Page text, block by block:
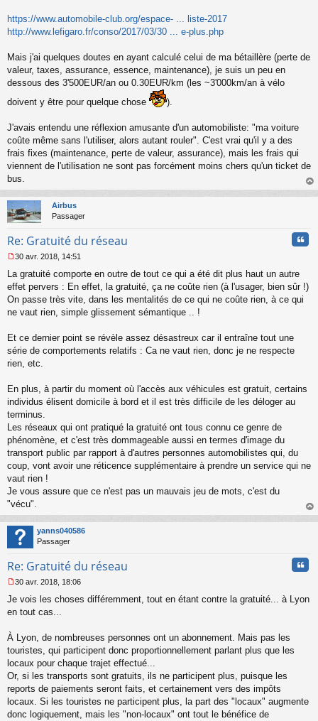
o
n
https://www.automobile-club.org/espace- ... liste-2017
http://www.lefigaro.fr/conso/2017/03/30 ... e-plus.php
Mais j'ai quelques doutes en ayant calculé celui de ma bétaillère (perte de
valeur, taxes, assurance, essence, maintenance), je suis un peu en
dessous des 3'500EUR/an ou 0.30EUR/km (les ~3'000km/an à vélo
doivent y être pour quelque chose
).
J'avais entendu une réflexion amusante d'un automobiliste: "ma voiture
coûte même sans l'utiliser, alors autant rouler". C'est vrai qu'il y a des
frais fixes (maintenance, perte de valeur, assurance), mais les frais qui
viennent de l'utilisation ne sont pas forcément moins chers qu'un ticket de
bus.
au
Airbus
Passager
Re: Gratuité du réseau
e
s
s
g
n
o
n
30 avr. 2018, 14:51
La gratuité comporte en outre de tout ce qui a été dit plus haut un autre
effet pervers : En effet, la gratuité, ça ne coûte rien (à l'usager, bien sûr !)
On passe très vite, dans les mentalités de ce qui ne coûte rien, à ce qui
ne vaut rien, simple glissement sémantique .. !
Et ce dernier point se révèle assez désastreux car il entraîne tout une
série de comportements relatifs : Ca ne vaut rien, donc je ne respecte
rien, etc.
En plus, à partir du moment où l'accès aux véhicules est gratuit, certains
individus élisent domicile à bord et il est très difficile de les déloger au
terminus.
Les réseaux qui ont pratiqué la gratuité ont tous connu ce genre de
phénomène, et c'est très dommageable aussi en termes d'image du
transport public par rapport à d'autres personnes automobilistes qui, du
coup, vont avoir une réticence supplémentaire à prendre un service qui ne
vaut rien !
Je vous assure que ce n'est pas un mauvais jeu de mots, c'est du
"vécu".
au
yanns040586
Passager
Re: Gratuité du réseau
e
s
a
g
e
n
o
n
l
u
30 avr. 2018, 18:06
Je vois les choses différemment, tout en étant contre la gratuité... à Lyon
en tout cas...
À Lyon, de nombreuses personnes ont un abonnement. Mais pas les
touristes, qui participent donc proportionnellement parlant plus que les
locaux pour chaque trajet effectué...
Or, si les transports sont gratuits, ils ne participent plus, puisque les
reports de paiements seront faits, et certainement vers des impôts
locaux. Si les touristes ne participent plus, la part des "locaux" augmente
donc logiquement, mais les "non-locaux" ont tout le bénéfice de